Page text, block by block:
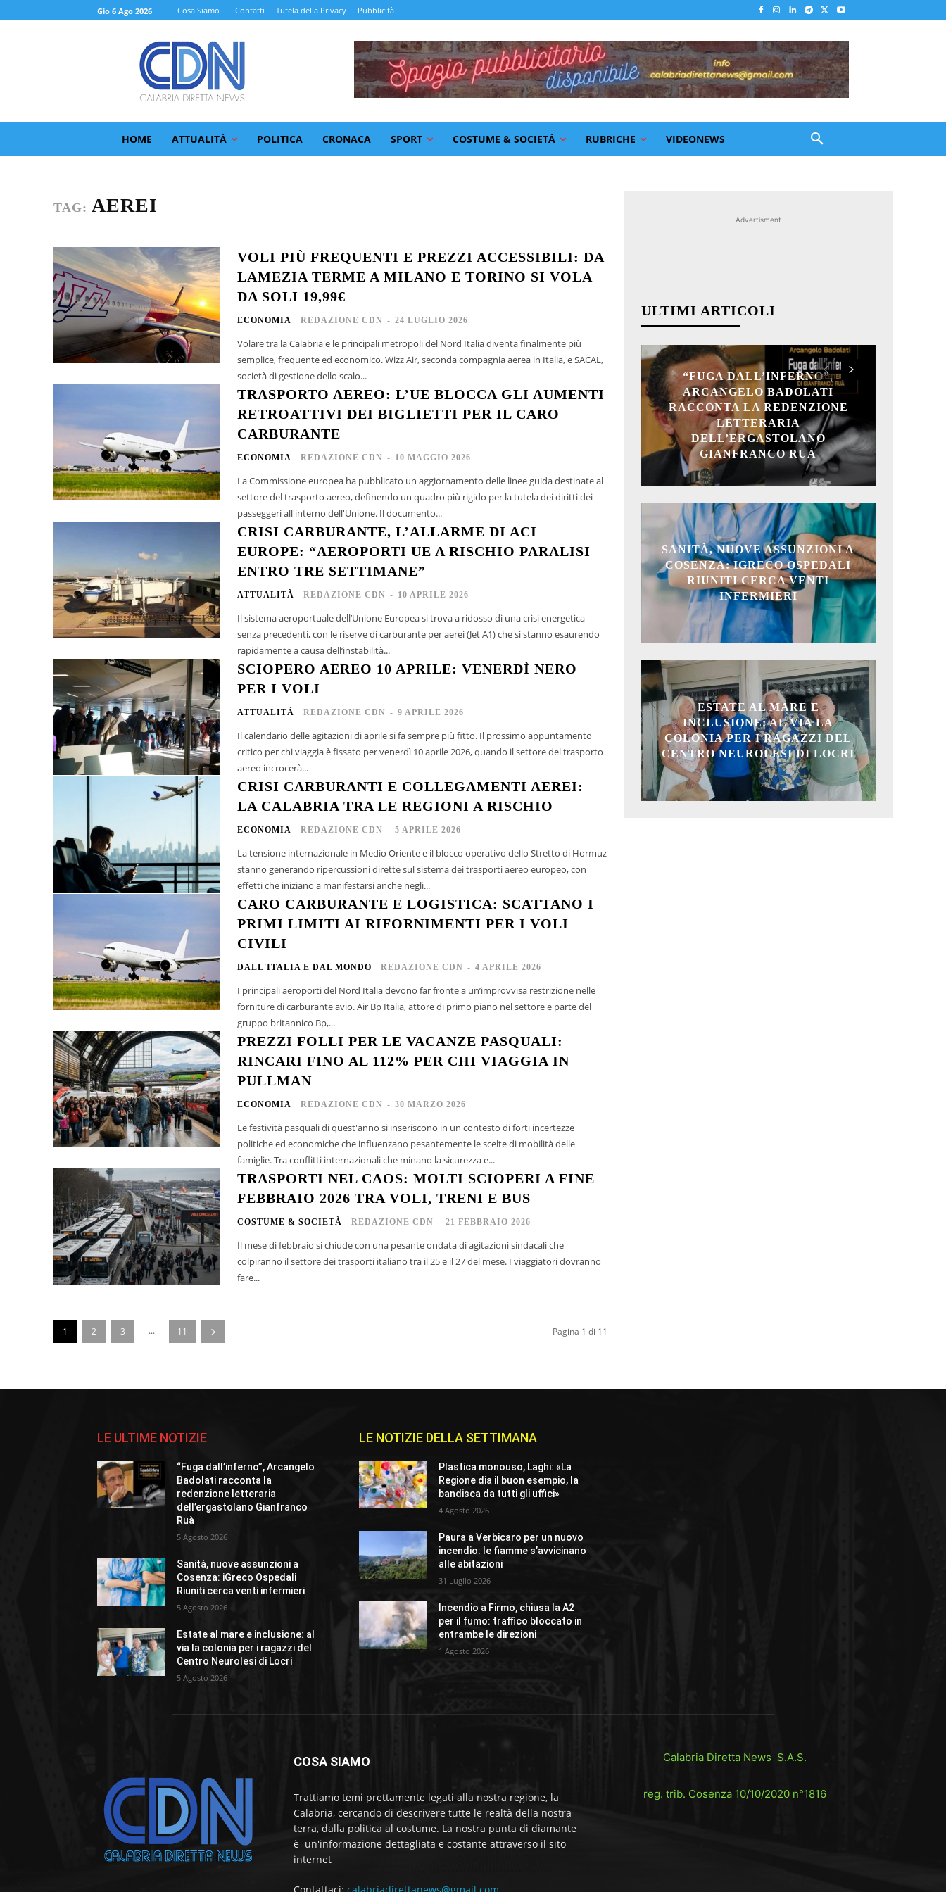
Gio 6 Ago 2026 Cosa Siamo I Contatti Tutela della Privacy Pubblicità
HOME ATTUALITÀ POLITICA CRONACA SPORT COSTUME & SOCIETÀ RUBRICHE VIDEONEWS
TAG: AEREI
VOLI PIÙ FREQUENTI E PREZZI ACCESSIBILI: DA
LAMEZIA TERME A MILANO E TORINO SI VOLA
DA SOLI 19,99€
ECONOMIA REDAZIONE CDN - 24 LUGLIO 2026
Volare tra la Calabria e le principali metropoli del Nord Italia diventa finalmente più
semplice, frequente ed economico. Wizz Air, seconda compagnia aerea in Italia, e SACAL,
società di gestione dello scalo...
TRASPORTO AEREO: L’UE BLOCCA GLI AUMENTI
RETROATTIVI DEI BIGLIETTI PER IL CARO
CARBURANTE
ECONOMIA REDAZIONE CDN - 10 MAGGIO 2026
La Commissione europea ha pubblicato un aggiornamento delle linee guida destinate al
settore del trasporto aereo, definendo un quadro più rigido per la tutela dei diritti dei
passeggeri all'interno dell'Unione. Il documento...
CRISI CARBURANTE, L’ALLARME DI ACI
EUROPE: “AEROPORTI UE A RISCHIO PARALISI
ENTRO TRE SETTIMANE”
ATTUALITÀ REDAZIONE CDN - 10 APRILE 2026
Il sistema aeroportuale dell’Unione Europea si trova a ridosso di una crisi energetica
senza precedenti, con le riserve di carburante per aerei (Jet A1) che si stanno esaurendo
rapidamente a causa dell’instabilità...
SCIOPERO AEREO 10 APRILE: VENERDÌ NERO
PER I VOLI
ATTUALITÀ REDAZIONE CDN - 9 APRILE 2026
Il calendario delle agitazioni di aprile si fa sempre più fitto. Il prossimo appuntamento
critico per chi viaggia è fissato per venerdì 10 aprile 2026, quando il settore del trasporto
aereo incrocerà...
CRISI CARBURANTI E COLLEGAMENTI AEREI:
LA CALABRIA TRA LE REGIONI A RISCHIO
ECONOMIA REDAZIONE CDN - 5 APRILE 2026
La tensione internazionale in Medio Oriente e il blocco operativo dello Stretto di Hormuz
stanno generando ripercussioni dirette sul sistema dei trasporti aereo europeo, con
effetti che iniziano a manifestarsi anche negli...
CARO CARBURANTE E LOGISTICA: SCATTANO I
PRIMI LIMITI AI RIFORNIMENTI PER I VOLI
CIVILI
DALL'ITALIA E DAL MONDO REDAZIONE CDN - 4 APRILE 2026
I principali aeroporti del Nord Italia devono far fronte a un’improvvisa restrizione nelle
forniture di carburante avio. Air Bp Italia, attore di primo piano nel settore e parte del
gruppo britannico Bp,...
PREZZI FOLLI PER LE VACANZE PASQUALI:
RINCARI FINO AL 112% PER CHI VIAGGIA IN
PULLMAN
ECONOMIA REDAZIONE CDN - 30 MARZO 2026
Le festività pasquali di quest'anno si inseriscono in un contesto di forti incertezze
politiche ed economiche che influenzano pesantemente le scelte di mobilità delle
famiglie. Tra conflitti internazionali che minano la sicurezza e...
TRASPORTI NEL CAOS: MOLTI SCIOPERI A FINE
FEBBRAIO 2026 TRA VOLI, TRENI E BUS
COSTUME & SOCIETÀ REDAZIONE CDN - 21 FEBBRAIO 2026
Il mese di febbraio si chiude con una pesante ondata di agitazioni sindacali che
colpiranno il settore dei trasporti italiano tra il 25 e il 27 del mese. I viaggiatori dovranno
fare...
1 2 3 ... 11 Pagina 1 di 11
Advertisment
ULTIMI ARTICOLI
“FUGA DALL’INFERNO”,
ARCANGELO BADOLATI
RACCONTA LA REDENZIONE
LETTERARIA
DELL’ERGASTOLANO
GIANFRANCO RUÀ
SANITÀ, NUOVE ASSUNZIONI A
COSENZA: IGRECO OSPEDALI
RIUNITI CERCA VENTI
INFERMIERI
ESTATE AL MARE E
INCLUSIONE: AL VIA LA
COLONIA PER I RAGAZZI DEL
CENTRO NEUROLESI DI LOCRI
LE ULTIME NOTIZIE
“Fuga dall’inferno”, Arcangelo
Badolati racconta la
redenzione letteraria
dell’ergastolano Gianfranco
Ruà
5 Agosto 2026
Sanità, nuove assunzioni a
Cosenza: iGreco Ospedali
Riuniti cerca venti infermieri
5 Agosto 2026
Estate al mare e inclusione: al
via la colonia per i ragazzi del
Centro Neurolesi di Locri
5 Agosto 2026
LE NOTIZIE DELLA SETTIMANA
Plastica monouso, Laghi: «La
Regione dia il buon esempio, la
bandisca da tutti gli uffici»
4 Agosto 2026
Paura a Verbicaro per un nuovo
incendio: le fiamme s’avvicinano
alle abitazioni
31 Luglio 2026
Incendio a Firmo, chiusa la A2
per il fumo: traffico bloccato in
entrambe le direzioni
1 Agosto 2026
COSA SIAMO
Trattiamo temi prettamente legati alla nostra regione, la
Calabria, cercando di descrivere tutte le realtà della nostra
terra, dalla politica al costume. La nostra punta di diamante
è un'informazione dettagliata e costante attraverso il sito
internet
Calabria Diretta News S.A.S.
reg. trib. Cosenza 10/10/2020 n°1816